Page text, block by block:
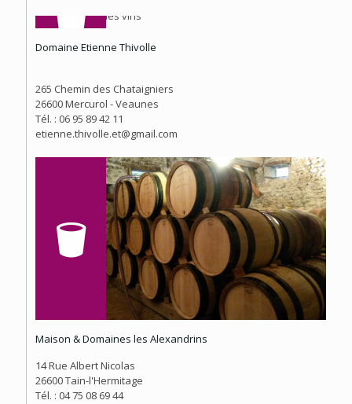
Domaine Etienne Thivolle
265 Chemin des Chataigniers
26600 Mercurol - Veaunes
Tél. : 06 95 89 42 11
etienne.thivolle.et@gmail.com
Maison & Domaines les Alexandrins
14 Rue Albert Nicolas
26600 Tain-l'Hermitage
Tél. : 04 75 08 69 44